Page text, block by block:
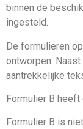
binnen de
ingesteld.
De formulieren
ontworpen.
aantrekkelijke
Formulier B
Formulier B is